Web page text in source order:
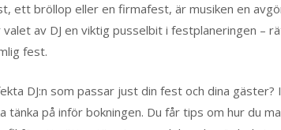
ett bröllop eller en firmafest, är musiken en
av DJ en viktig pusselbit i festplaneringen –
fest.
DJ:n som passar just din fest och dina gäster?
tänka på inför bokningen. Du får tips om hur du